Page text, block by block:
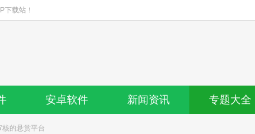
下载站！
安卓软件 新闻资讯 专题大全
核的悬赏平台